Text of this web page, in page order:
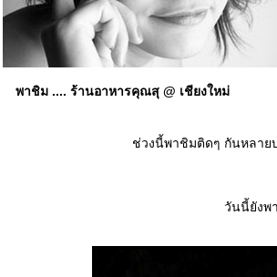
พาชิม .... ร้านอาหารคุณสุ @ เชียงใหม่
ช่วงนี้พาชิมติดๆ กันหลาย
วันนี้ยังพ